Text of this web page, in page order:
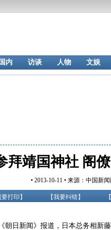
国内 访谈 人物 文娱
拜靖国神社 阁
• 2013-10-11 • 来源：中国新闻
要打印 】 【我要纠错】
朝日新闻》报道，日本总务相新